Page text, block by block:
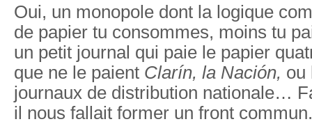
Oui, un monopole dont la logique
de papier tu consommes, moins tu
un petit journal qui paie le papier
que ne le paient Clarín, la Nación, ou
journaux de distribution nationale…
il nous fallait former un front commun.